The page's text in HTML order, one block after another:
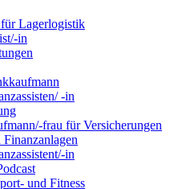
Lagerlogistik
in
-in
frau für Versicherungen
Finanzanlagen
in
und Fitness